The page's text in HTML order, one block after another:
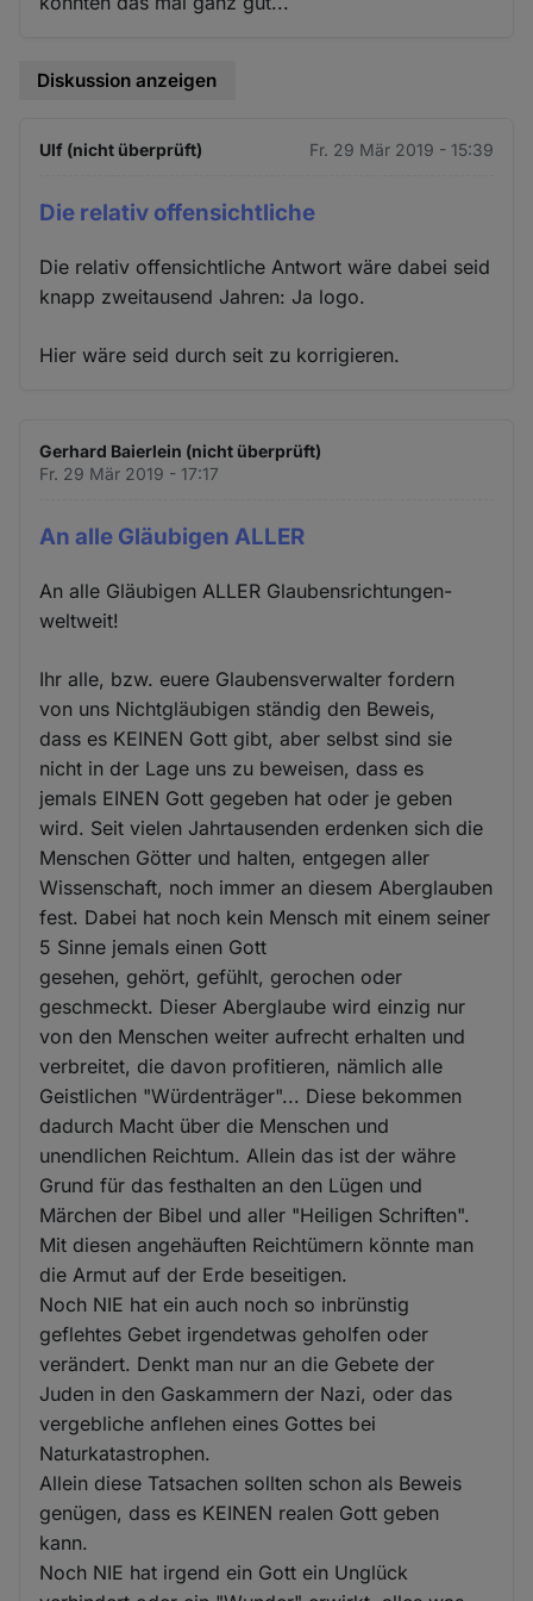
Diskussion anzeigen
Ulf (nicht überprüft) Fr. 29 Mär 2019 - 15:39
Die relativ offensichtliche
Die relativ offensichtliche Antwort wäre dabei seid
knapp zweitausend Jahren: Ja logo.
Hier wäre seid durch seit zu korrigieren.
Gerhard Baierlein (nicht überprüft)
Fr. 29 Mär 2019 - 17:17
An alle Gläubigen ALLER
An alle Gläubigen ALLER Glaubensrichtungen-
weltweit!
Ihr alle, bzw. euere Glaubensverwalter fordern
von uns Nichtgläubigen ständig den Beweis,
dass es KEINEN Gott gibt, aber selbst sind sie
nicht in der Lage uns zu beweisen, dass es
jemals EINEN Gott gegeben hat oder je geben
wird. Seit vielen Jahrtausenden erdenken sich die
Menschen Götter und halten, entgegen aller
Wissenschaft, noch immer an diesem Aberglauben
fest. Dabei hat noch kein Mensch mit einem seiner
5 Sinne jemals einen Gott
gesehen, gehört, gefühlt, gerochen oder
geschmeckt. Dieser Aberglaube wird einzig nur
von den Menschen weiter aufrecht erhalten und
verbreitet, die davon profitieren, nämlich alle
Geistlichen "Würdenträger"... Diese bekommen
dadurch Macht über die Menschen und
unendlichen Reichtum. Allein das ist der währe
Grund für das festhalten an den Lügen und
Märchen der Bibel und aller "Heiligen Schriften".
Mit diesen angehäuften Reichtümern könnte man
die Armut auf der Erde beseitigen.
Noch NIE hat ein auch noch so inbrünstig
geflehtes Gebet irgendetwas geholfen oder
verändert. Denkt man nur an die Gebete der
Juden in den Gaskammern der Nazi, oder das
vergebliche anflehen eines Gottes bei
Naturkatastrophen.
Allein diese Tatsachen sollten schon als Beweis
genügen, dass es KEINEN realen Gott geben
kann.
Noch NIE hat irgend ein Gott ein Unglück